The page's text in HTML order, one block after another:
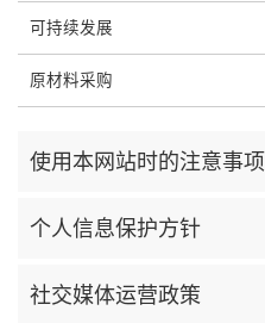
可持续发展
原材料采购
使用本网站时的注意事项
个人信息保护方针
社交媒体运营政策